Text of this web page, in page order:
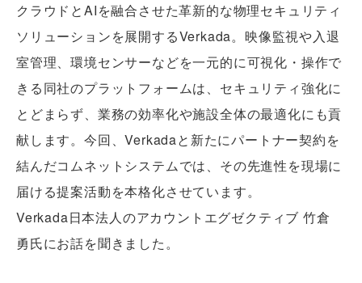
クラウドとAIを融合させた革新的な物理セキュリティ
ソリューションを展開するVerkada。映像監視や入退
室管理、環境センサーなどを一元的に可視化・操作で
きる同社のプラットフォームは、セキュリティ強化に
とどまらず、業務の効率化や施設全体の最適化にも貢
献します。今回、Verkadaと新たにパートナー契約を
結んだコムネットシステムでは、その先進性を現場に
届ける提案活動を本格化させています。
Verkada日本法人のアカウントエグゼクティブ 竹倉
勇氏にお話を聞きました。